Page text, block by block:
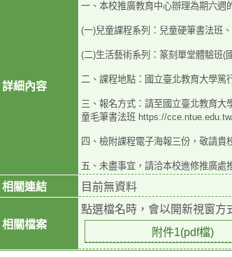
詳細內容
一、本校推廣教育中心辦理為期六週
(一)兒童課程系列：兒童硬筆書法班
(二)生活藝術系列：篆刻單堂體驗班(
二、課程地點：國立臺北教育大學篤
三、報名方式：請至國立臺北教育
童毛筆書法班 https://
四、檢附課程電子海報三份，敬請貴
五、未盡事宜，請洽本校進修推廣處
相關連結 目前無資料
相關檔案
點選檔名時，會以開新視窗方
附件1(pdf檔)